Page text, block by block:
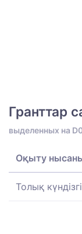
Гранттар
выделенных на
Оқыту
Толық күндізгі